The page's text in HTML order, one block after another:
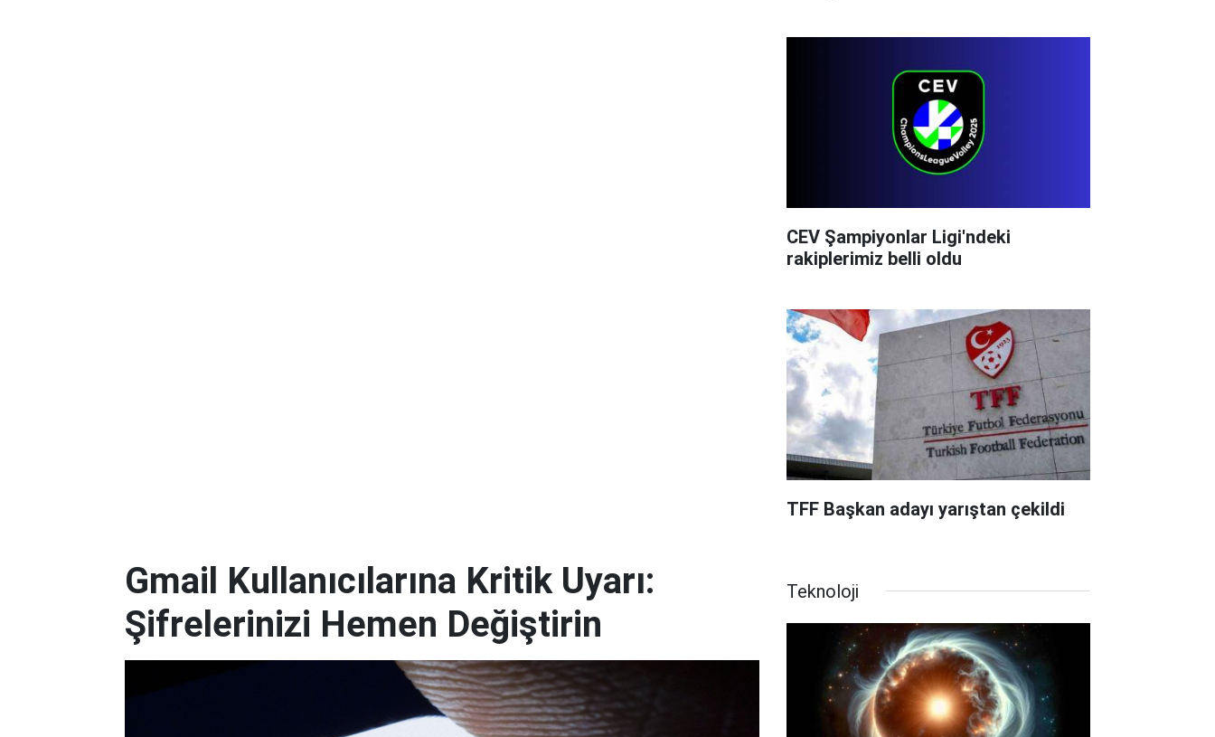
CEV Şampiyonlar Ligi'ndeki
rakiplerimiz belli oldu
TFF Başkan adayı yarıştan çekildi
Gmail Kullanıcılarına Kritik Uyarı:
Şifrelerinizi Hemen Değiştirin
Teknoloji